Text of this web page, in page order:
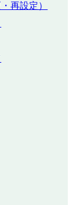
再設定）